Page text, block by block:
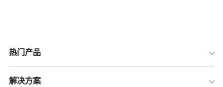
热门产品
解决方案